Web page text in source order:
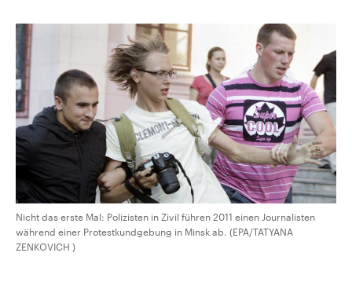
Nicht das erste Mal: Polizisten in Zivil führen 2011 einen Journalisten
während einer Protestkundgebung in Minsk ab. (EPA/TATYANA
ZENKOVICH )